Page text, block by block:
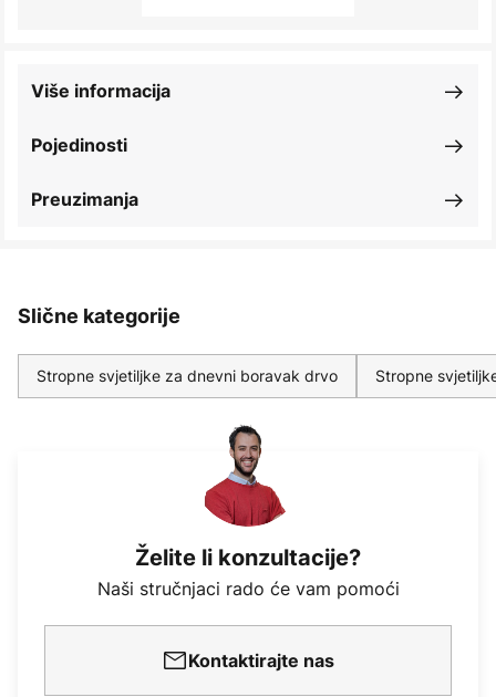
Pojedinosti
Više informacija
Preuzimanja
Slične kategorije
Stropne svjetiljke za dnevni boravak drvo Stropne
Želite li konzultacije?
Naši stručnjaci rado će vam pomoći
Kontaktirajte nas